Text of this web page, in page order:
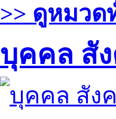
>> ดูหมวด
บุคคล สั